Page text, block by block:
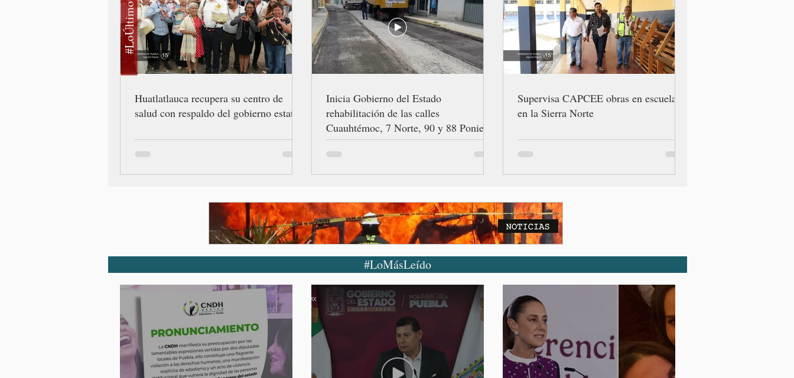
Huatlatlauca recupera su centro de
salud con respaldo del gobierno estatal
Inicia Gobierno del Estado
rehabilitación de las calles
Cuauhtémoc, 7 Norte, 90 y 88 Poniente
Supervisa CAPCEE obras en escuelas
en la Sierra Norte
#LoÚltimo
#LoMásLeído